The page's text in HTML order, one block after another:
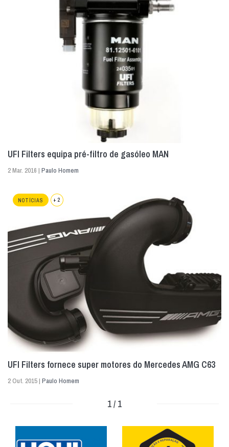
UFI Filters equipa pré-filtro de gasóleo MAN
2 Mar. 2016 | Paulo Homem
NOTÍCIAS + 2
UFI Filters fornece super motores do Mercedes AMG C63
2 Out. 2015 | Paulo Homem
1 / 1